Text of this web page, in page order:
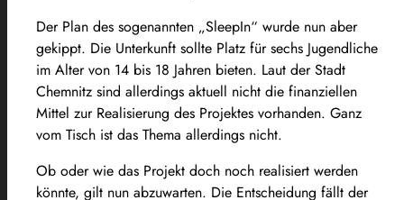
Der Plan des sogenannten „SleepIn“ wurde nun aber
gekippt. Die Unterkunft sollte Platz für sechs Jugendliche
im Alter von 14 bis 18 Jahren bieten. Laut der Stadt
Chemnitz sind allerdings aktuell nicht die finanziellen
Mittel zur Realisierung des Projektes vorhanden. Ganz
vom Tisch ist das Thema allerdings nicht.
Ob oder wie das Projekt doch noch realisiert werden
könnte, gilt nun abzuwarten. Die Entscheidung fällt der